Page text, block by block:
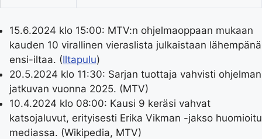
15.6.2024 klo 15:00: MTV:n ohjelmaoppaan mukaan
kauden 10 virallinen vieraslista julkaistaan lähempänä
ensi-iltaa. (Iltapulu)
20.5.2024 klo 11:30: Sarjan tuottaja vahvisti ohjelman
jatkuvan vuonna 2025. (MTV)
10.4.2024 klo 08:00: Kausi 9 keräsi vahvat
katsojaluvut, erityisesti Erika Vikman -jakso huomioitu
mediassa. (Wikipedia, MTV)